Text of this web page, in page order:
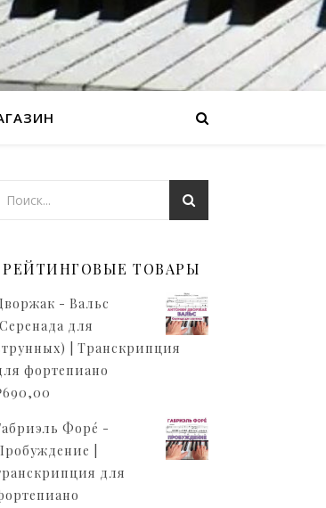
РЕЙТИНГОВЫЕ ТОВАРЫ
- Вальс
для
| Транскрипция
фортепиано
690,00
Форé -
|
для